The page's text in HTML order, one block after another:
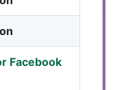
Facebook